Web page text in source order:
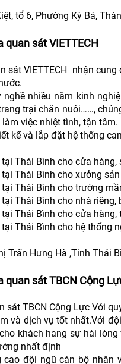
tổ 6, Phường Kỳ Bá,
sát VIETTECH
sát VIETTECH nhận
nhiều năm kinh
trại chăn nuôi……,
việc nhiệt tình, tận tâm.
kế và lắp đặt hệ thống
Thái Bình cho cửa hàng,
Thái Bình cho xưởng sản
Thái Bình cho trường
Thái Bình cho nhà riêng,
Thái Bình cho cửa hàng,
Thái Bình cho hệ thống
Trấn Hưng Hà ,Tỉnh Thái
quan sát TBCN Cộng
sát TBCN Cộng Lực Với
và dịch vụ tốt nhất.Với
khách hang sự hài
nhất định
đội ngũ cán bộ nhân